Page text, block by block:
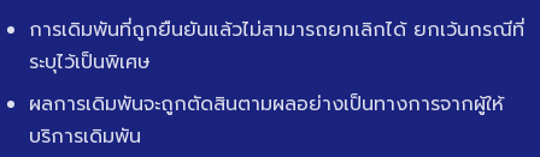
การเดิมพันที่ถูกยืนยันแล้วไม่สามารถยกเลิกได้ ยกเว้นกรณีที่
ระบุไว้เป็นพิเศษ
ผลการเดิมพันจะถูกตัดสินตามผลอย่างเป็นทางการจากผู้ให้
บริการเดิมพัน